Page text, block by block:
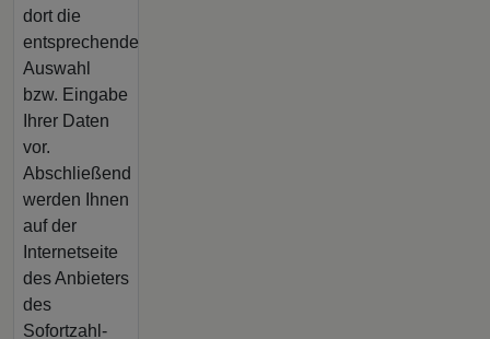
dort die
entsprechende
Auswahl
bzw. Eingabe
Ihrer Daten
vor.
Abschließend
werden Ihnen
auf der
Internetseite
des Anbieters
des
Sofortzahl-